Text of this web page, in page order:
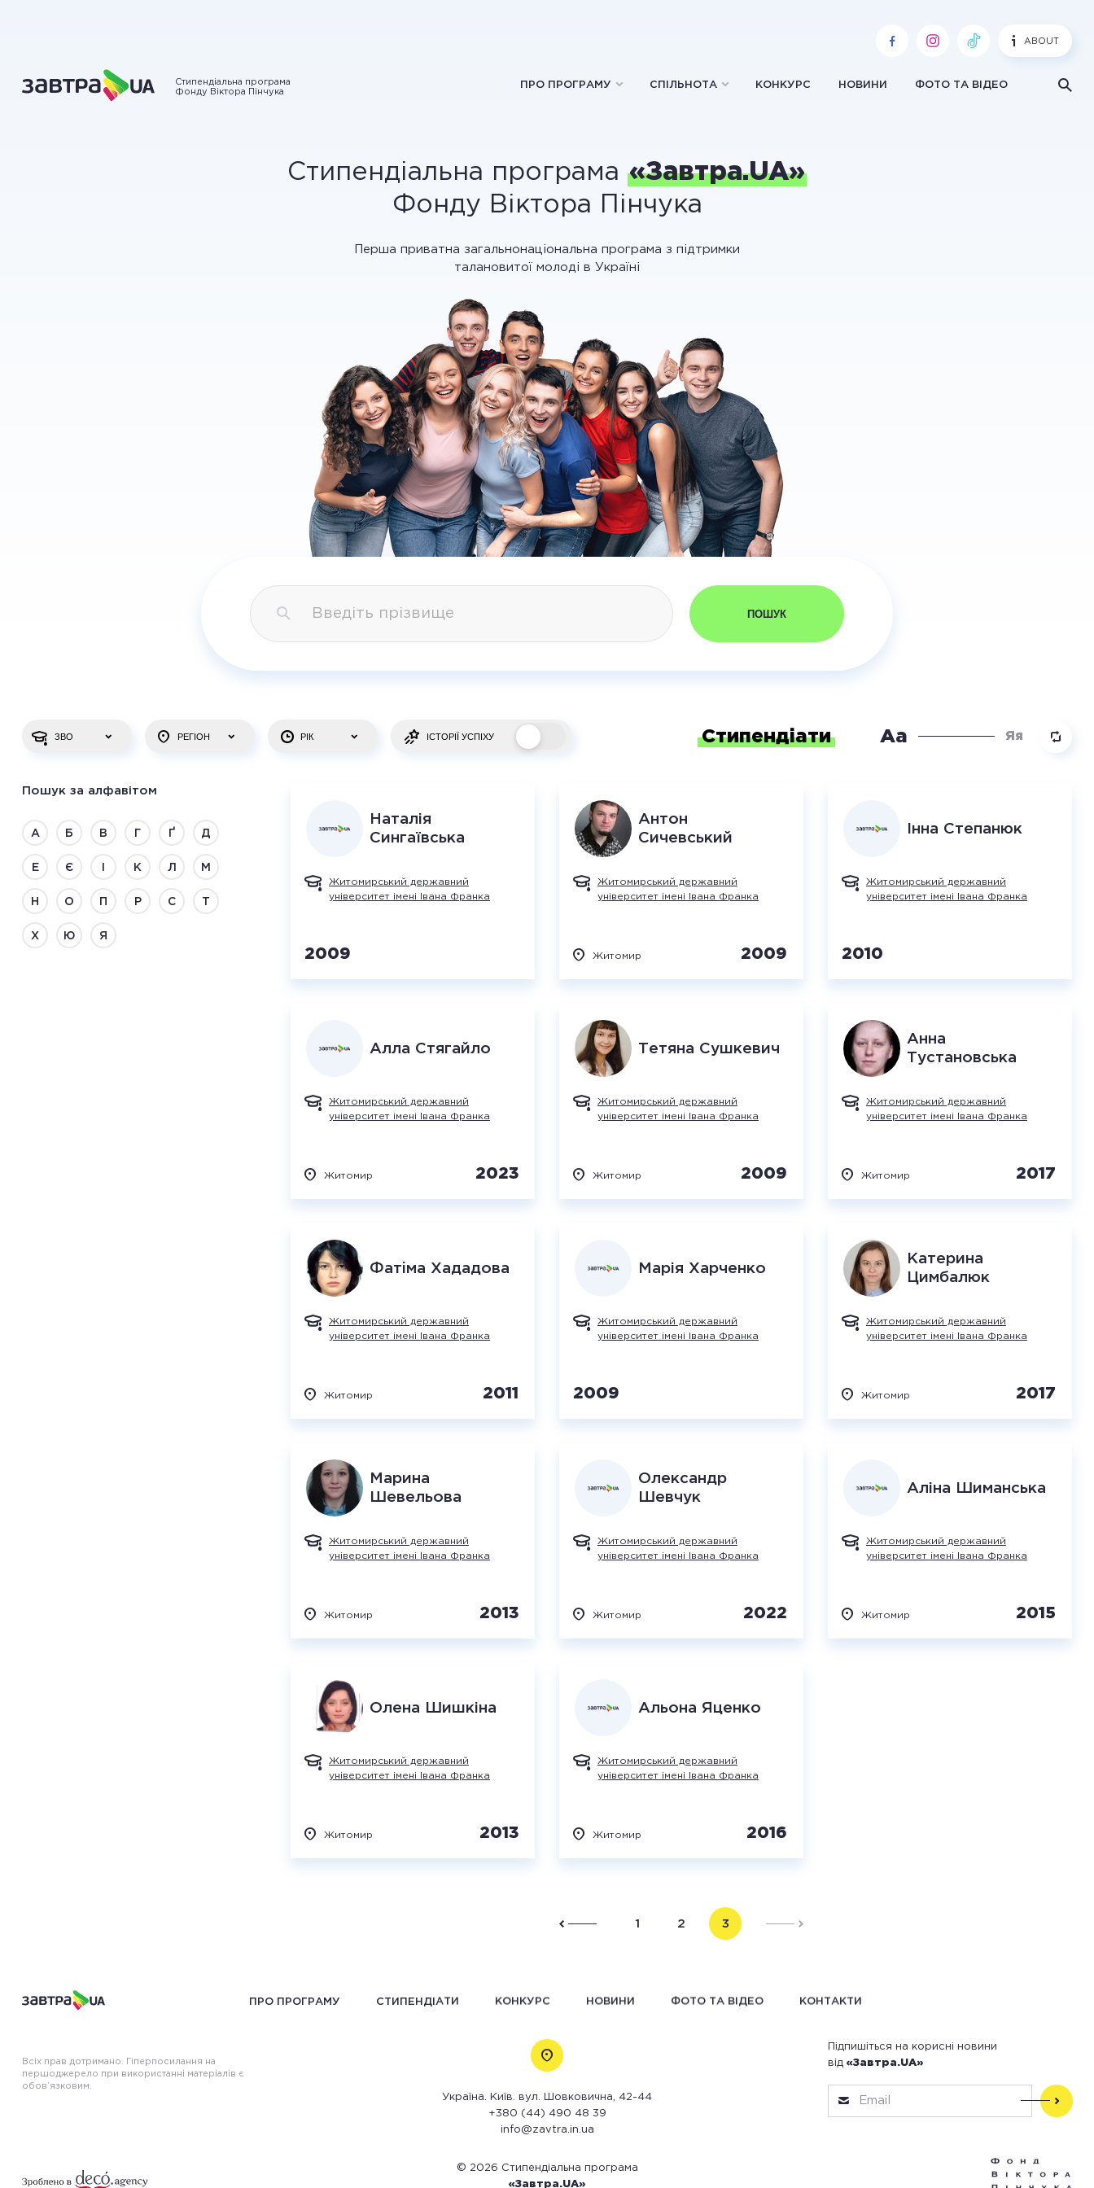
ABOUT
Стипендіальна програма
Фонду Віктора Пінчука
ПРО ПРОГРАМУ СПІЛЬНОТА КОНКУРС НОВИНИ ФОТО ТА ВІДЕО
Стипендіальна програма «Завтра.UA»
Фонду Віктора Пінчука
Перша приватна загальнонаціональна програма з підтримки
талановитої молоді в Україні
ПОШУК
ЗВО РЕГІОН РІК ІСТОРІЇ УСПІХУ Стипендіати Аа Яя
Пошук за алфавітом
А Б В Г Ґ Д
Е Є К Л М
Н О П Р С Т
Х Ю Я
Наталія
Сингаївська
Житомирський державний
університет імені Івана Франка
2009
Антон
Сичевський
Житомирський державний
університет імені Івана Франка
Житомир 2009
Інна Степанюк
Житомирський державний
університет імені Івана Франка
2010
Алла Стягайло
Житомирський державний
університет імені Івана Франка
Житомир 2023
Тетяна Сушкевич
Житомирський державний
університет імені Івана Франка
Житомир 2009
Анна
Тустановська
Житомирський державний
університет імені Івана Франка
Житомир 2017
Фатiма Хададова
Житомирський державний
університет імені Івана Франка
Житомир 2011
Марія Харченко
Житомирський державний
університет імені Івана Франка
2009
Катерина
Цимбалюк
Житомирський державний
університет імені Івана Франка
Житомир 2017
Марина
Шевельова
Житомирський державний
університет імені Івана Франка
Житомир 2013
Олександр
Шевчук
Житомирський державний
університет імені Івана Франка
Житомир 2022
Аліна Шиманська
Житомирський державний
університет імені Івана Франка
Житомир 2015
Олена Шишкіна
Житомирський державний
університет імені Івана Франка
Житомир 2013
Альона Яценко
Житомирський державний
університет імені Івана Франка
Житомир 2016
1 2 3
ПРО ПРОГРАМУ СТИПЕНДІАТИ КОНКУРС НОВИНИ ФОТО ТА ВІДЕО КОНТАКТИ
Всіх прав дотримано. Гіперпосилання на
першоджерело при використанні матеріалів є
обов’язковим.
Україна. Київ. вул. Шовковична, 42-44
+380 (44) 490 48 39
info@zavtra.in.ua
Підпишіться на корисні новини
від «Завтра.UA»
© 2026 Стипендіальна програма
«Завтра.UA»